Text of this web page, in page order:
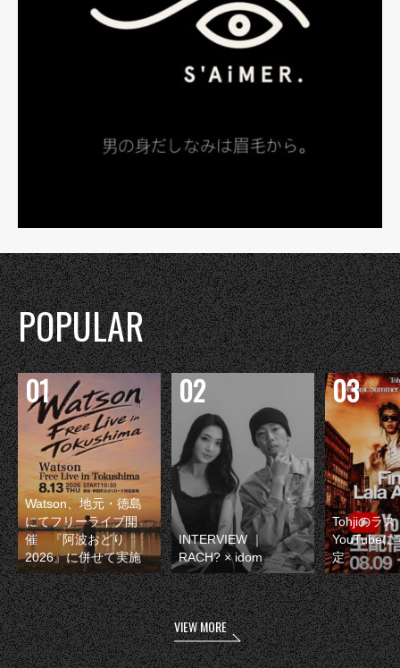
POPULAR
Watson、地元・徳島
にてフリーライブ開
催 『阿波おどり
2026』に併せて実施
INTERVIEW ｜
RACH? × idom
Tohjiのラス
YouTubeに
定
VIEW MORE